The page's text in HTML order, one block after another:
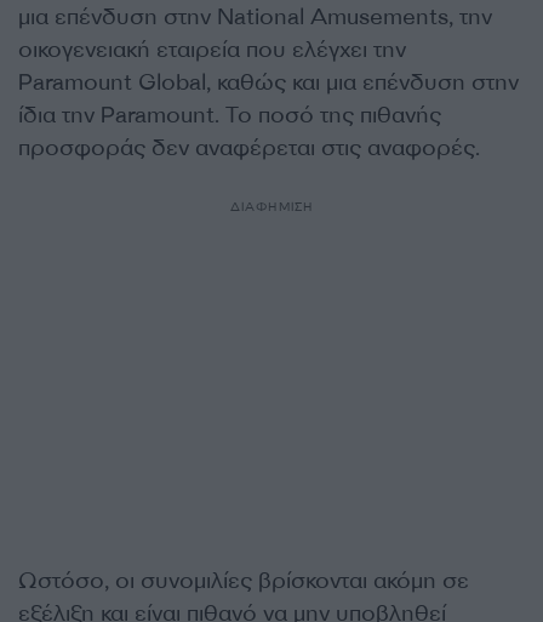
μια επένδυση στην National Amusements, την
οικογενειακή εταιρεία που ελέγχει την
Paramount Global, καθώς και μια επένδυση στην
ίδια την Paramount. Το ποσό της πιθανής
προσφοράς δεν αναφέρεται στις αναφορές.
ΔΙΑΦΗΜΙΣΗ
Ωστόσο, οι συνομιλίες βρίσκονται ακόμη σε
εξέλιξη και είναι πιθανό να μην υποβληθεί